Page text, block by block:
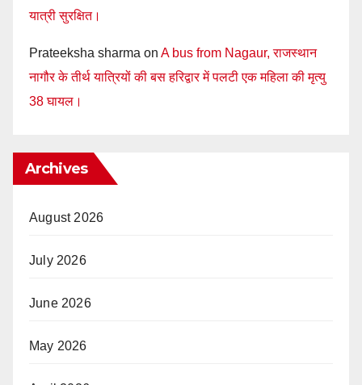
यात्री सुरक्षित।
Prateeksha sharma on A bus from Nagaur, राजस्थान
नागौर के तीर्थ यात्रियों की बस हरिद्वार में पलटी एक महिला की मृत्यु
38 घायल।
Archives
August 2026
July 2026
June 2026
May 2026